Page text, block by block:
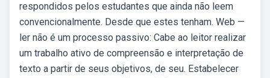
respondidos pelos estudantes que ainda não leem
convencionalmente. Desde que estes tenham. Web —
ler não é um processo passivo: Cabe ao leitor realizar
um trabalho ativo de compreensão e interpretação de
texto a partir de seus objetivos, de seu. Estabelecer